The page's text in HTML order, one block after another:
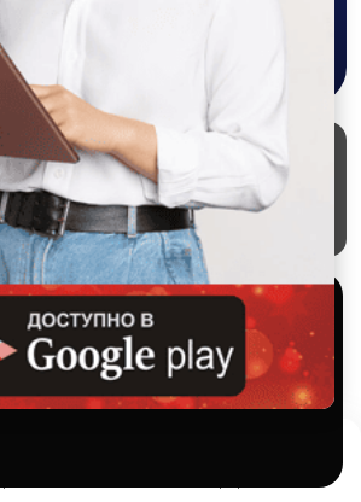
Play
О проекте
Удаление аккаунта
Конфиденциальность
и рекомендательные
лучше. Оставаясь с нами, вы
использование файлов куки.